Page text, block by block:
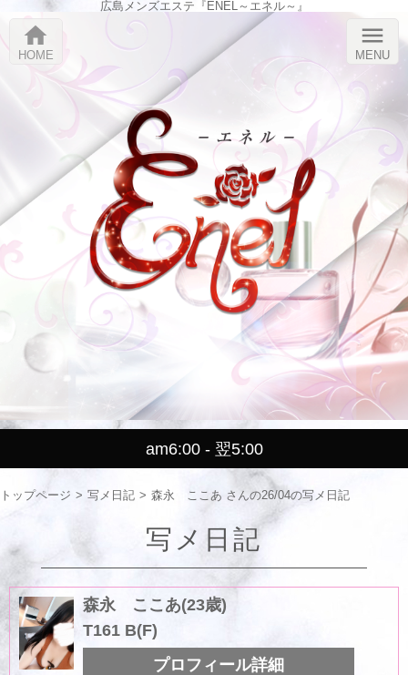
広島メンズエステ『ENEL～エネル～』
am6:00 - 翌5:00
home
HOME
menu
MENU
トップページ 写メ日記 森永 ここあ さんの26/04の写メ日記
写メ日記
森永 ここあ(23歳)
T161 B(F)
プロフィール詳細